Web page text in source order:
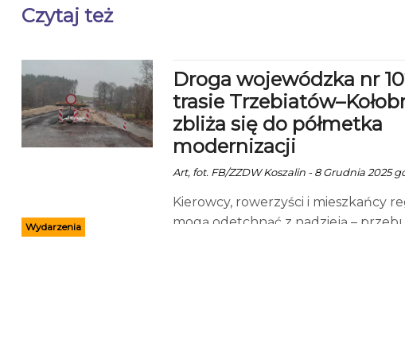
Czytaj też
Wydarzenia
Droga wojewódzka nr
trasie
zbliża się do półmetka
modernizacji
Art, fot. FB/ZZDW Koszalin - 8 Grudnia 2025
Kierowcy, rowerzyści i mieszkańcy
mogą odetchnąć z nadzieją –